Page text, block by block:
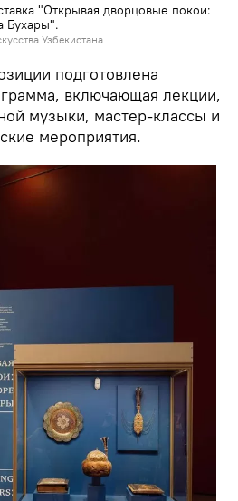
"Открывая дворцовые покои:
Бухары".
Узбекистана
подготовлена
включающая лекции,
музыки, мастер-классы и
мероприятия.